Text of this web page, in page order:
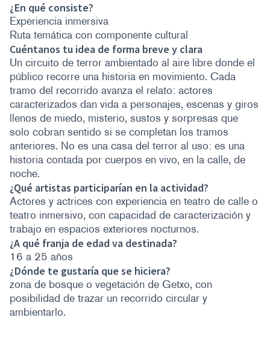
¿En qué consiste?
Experiencia inmersiva
Ruta temática con componente cultural
Cuéntanos tu idea de forma breve y clara
Un circuito de terror ambientado al aire libre donde el
público recorre una historia en movimiento. Cada
tramo del recorrido avanza el relato: actores
caracterizados dan vida a personajes, escenas y giros
llenos de miedo, misterio, sustos y sorpresas que
solo cobran sentido si se completan los tramos
anteriores. No es una casa del terror al uso: es una
historia contada por cuerpos en vivo, en la calle, de
noche.
¿Qué artistas participarían en la actividad?
Actores y actrices con experiencia en teatro de calle o
teatro inmersivo, con capacidad de caracterización y
trabajo en espacios exteriores nocturnos.
¿A qué franja de edad va destinada?
16 a 25 años
¿Dónde te gustaría que se hiciera?
zona de bosque o vegetación de Getxo, con
posibilidad de trazar un recorrido circular y
ambientarlo.